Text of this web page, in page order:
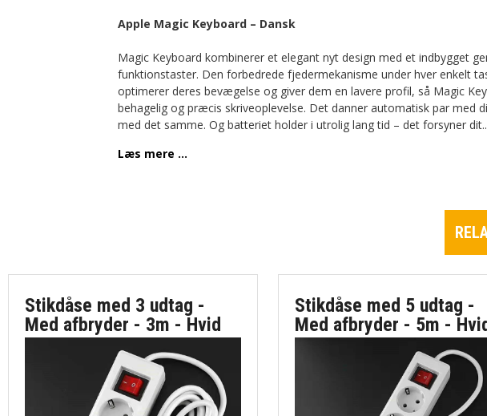
Apple Magic Keyboard – Dansk
Magic Keyboard kombinerer et elegant nyt design med et indbygget
funktionstaster. Den forbedrede fjedermekanisme under hver enkelt
optimerer deres bevægelse og giver dem en lavere profil, så Magic
behagelig og præcis skriveoplevelse. Det danner automatisk par med
med det samme. Og batteriet holder i utrolig lang tid – det forsyner dit
Læs mere ...
Stikdåse med 3 udtag -
Med afbryder - 3m - Hvid
Stikdåse med 5 udtag -
Med afbryder - 5m -